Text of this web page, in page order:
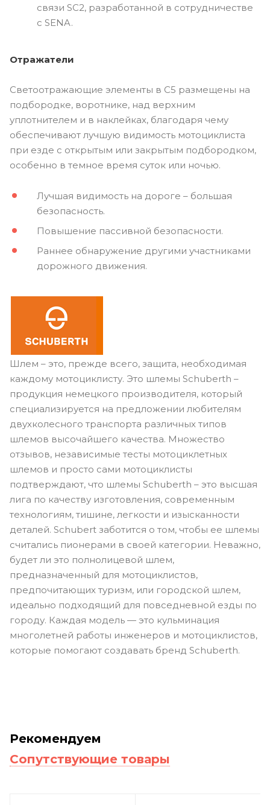
связи SC2, разработанной в сотрудничестве
с SENA.
Отражатели
Светоотражающие элементы в C5 размещены на
подбородке, воротнике, над верхним
уплотнителем и в наклейках, благодаря чему
обеспечивают лучшую видимость мотоциклиста
при езде с открытым или закрытым подбородком,
особенно в темное время суток или ночью.
Лучшая видимость на дороге – большая
безопасность.
Повышение пассивной безопасности.
Раннее обнаружение другими участниками
дорожного движения.
Шлем – это, прежде всего, защита, необходимая
каждому мотоциклисту. Это шлемы Schuberth –
продукция немецкого производителя, который
специализируется на предложении любителям
двухколесного транспорта различных типов
шлемов высочайшего качества. Множество
отзывов, независимые тесты мотоциклетных
шлемов и просто сами мотоциклисты
подтверждают, что шлемы Schuberth – это высшая
лига по качеству изготовления, современным
технологиям, тишине, легкости и изысканности
деталей. Schubert заботится о том, чтобы ее шлемы
считались пионерами в своей категории. Неважно,
будет ли это полнолицевой шлем,
предназначенный для мотоциклистов,
предпочитающих туризм, или городской шлем,
идеально подходящий для повседневной езды по
городу. Каждая модель — это кульминация
многолетней работы инженеров и мотоциклистов,
которые помогают создавать бренд Schuberth.
Рекомендуем
Сопутствующие товары